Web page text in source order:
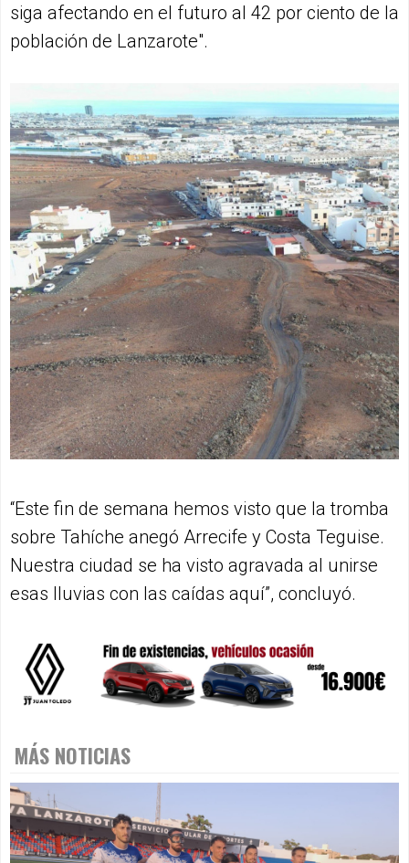
siga afectando en el futuro al 42 por ciento de la
población de Lanzarote".
“Este fin de semana hemos visto que la tromba
sobre Tahíche anegó Arrecife y Costa Teguise.
Nuestra ciudad se ha visto agravada al unirse
esas lluvias con las caídas aquí”, concluyó.
MÁS NOTICIAS